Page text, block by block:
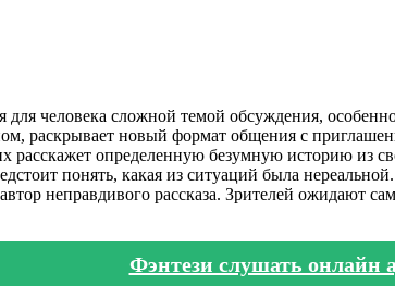
человека сложной темой обсуждения,
раскрывает новый формат общения с
определенную безумную историю из
понять, какая из ситуаций была
неправдивого рассказа. Зрителей ожидают
Фэнтези слушать онлайн